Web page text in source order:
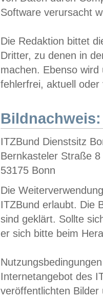
Software verursacht
Die Redaktion bittet
Dritter, zu denen in
machen. Ebenso
fehlerfrei, aktuell oder
Bildnachweis:
ITZBund Dienstsitz
Bernkasteler Straße 8
53175 Bonn
Die
ITZBund erlaubt. Die
sind geklärt. Sollte
er sich bitte beim
Internetangebot des
veröffentlichten